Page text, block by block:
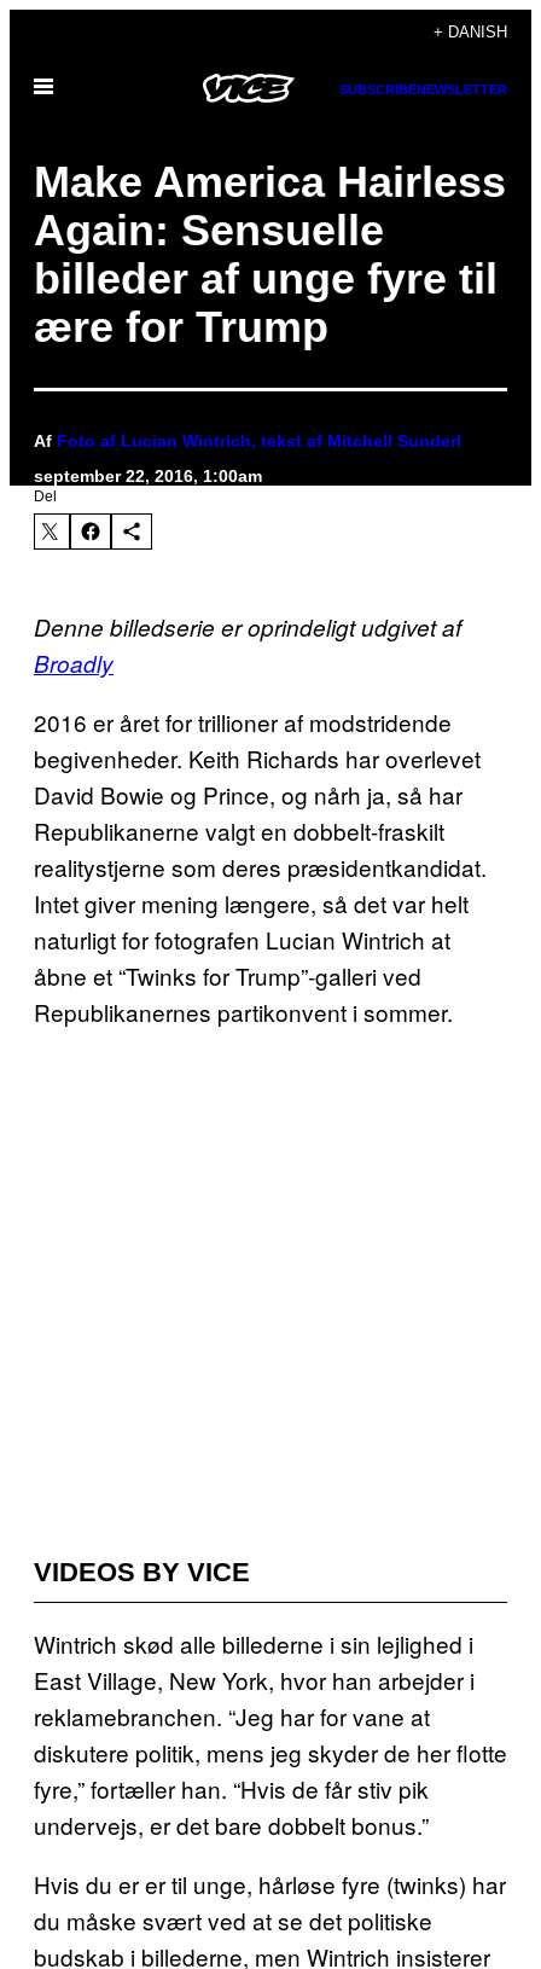
indhold
+ DANISH
Åbn
SUBSCRIBENEWSLETTER
Make America Hairless
Again: Sensuelle
billeder af unge fyre til
ære for Trump
Af Foto af Lucian Wintrich, tekst af Mitchell Sunderl
september 22, 2016, 1:00am
Del
Denne billedserie er oprindeligt udgivet af
Broadly
2016 er året for trillioner af modstridende
begivenheder. Keith Richards har overlevet
David Bowie og Prince, og nårh ja, så har
Republikanerne valgt en dobbelt-fraskilt
realitystjerne som deres præsidentkandidat.
Intet giver mening længere, så det var helt
naturligt for fotografen Lucian Wintrich at
åbne et “Twinks for Trump”-galleri ved
Republikanernes partikonvent i sommer.
VIDEOS BY VICE
Wintrich skød alle billederne i sin lejlighed i
East Village, New York, hvor han arbejder i
reklamebranchen. “Jeg har for vane at
diskutere politik, mens jeg skyder de her flotte
fyre,” fortæller han. “Hvis de får stiv pik
undervejs, er det bare dobbelt bonus.”
Hvis du er er til unge, hårløse fyre (twinks) har
du måske svært ved at se det politiske
budskab i billederne, men Wintrich insisterer